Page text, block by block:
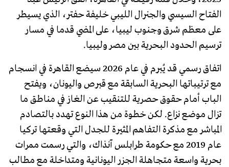
الفتاح السيسي والجنرال الليبي خليفة حفتر، الذي يسيطر
على معظم شرق وجنوب ليبيا، على المضي قدما في مسار
ترسيم الحدود البحرية بين مصر وليبيا.
اتفاق رسمي قد يُبرم في عام 2026 سيضع القاهرة في انسجام
مع ترتيباتها البحرية السابقة مع قبرص واليونان، ويفتح
الباب أمام حقوق حصرية للتنقيب عن الغاز في مناطق ما
تزال موضع نزاع. لكن خطوة من هذا النوع تهدد بالتصادم
المباشر مع مذكرة التفاهم المثيرة للجدل التي وقعتها تركيا
عام 2019 مع حكومة طرابلس آنذاك، والتي رسمت ممرات
بحرية واسعة متجاهلة الجزر اليونانية ومتداخلة مع مطالب